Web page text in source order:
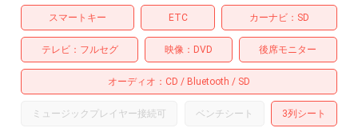
スマートキー ETC カーナビ SD
テレビ フルセグ 映像 DVD 後席モニター
オーディオ CD Bluetooth SD
ミュージックプレイヤー接続可 ベンチシート 3列シート